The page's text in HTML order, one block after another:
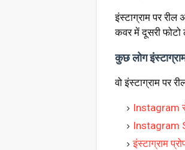
इंस्टाग्राम पर
कवर में दूसरी
कुछ लोग
वो इंस्टाग्राम
Instagram से
Instagram
इंस्टाग्राम